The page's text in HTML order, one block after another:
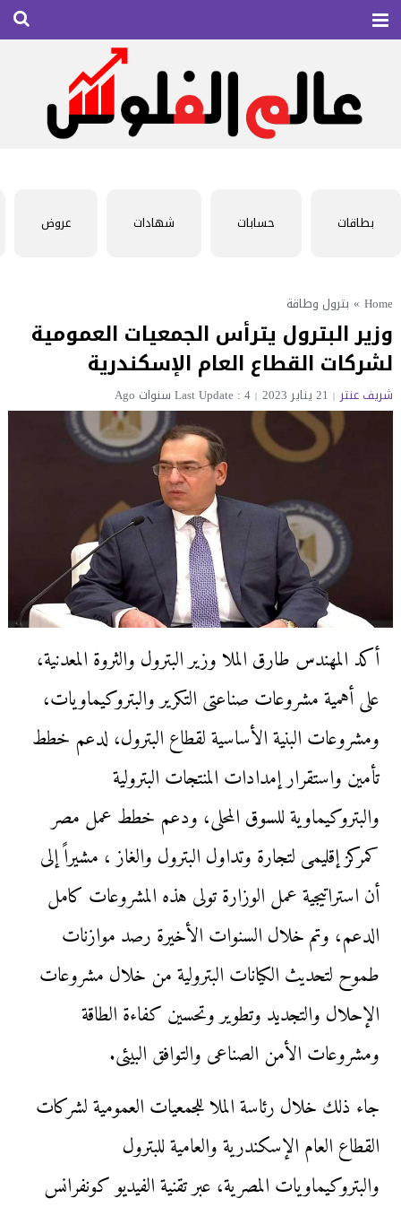
بطاقات حسابات شهادات عروض
Home
» بترول وطاقة
وزير البترول يترأس الجمعيات العمومية
لشركات القطاع العام الإسكندرية
شريف عنتر 21 يناير 2023 Last Update : 4 سنوات Ago
أكد المهندس طارق الملا وزير البترول والثروة المعدنية،
على أهمية مشروعات صناعتى التكرير والبتروكيماويات،
ومشروعات البنية الأساسية لقطاع البترول، لدعم خطط
تأمين واستقرار إمدادات المنتجات البترولية
والبتروكيماوية للسوق المحلى، ودعم خطط عمل مصر
كمركز إقليمى لتجارة وتداول البترول والغاز ، مشيراً إلى
أن استراتيجية عمل الوزارة تولى هذه المشروعات كامل
الدعم، وتم خلال السنوات الأخيرة رصد موازنات
طموح لتحديث الكيانات البترولية من خلال مشروعات
الإحلال والتجديد وتطوير وتحسين كفاءة الطاقة
ومشروعات الأمن الصناعى والتوافق البيئى.
جاء ذلك خلال رئاسة الملا للجمعيات العمومية لشركات
القطاع العام الإسكندرية والعامية للبترول
والبتروكيماويات المصرية، عبر تقنية الفيديو كونفرانس